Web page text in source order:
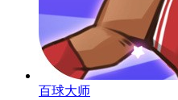
百球大师